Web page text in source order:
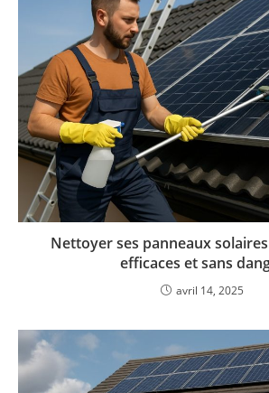
Nettoyer ses panneaux
efficaces et sans
avril 14, 2025